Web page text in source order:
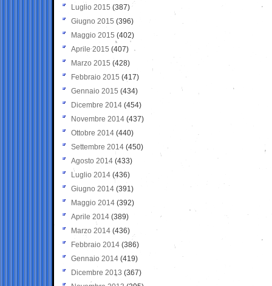
Luglio 2015 (387)
Giugno 2015 (396)
Maggio 2015 (402)
Aprile 2015 (407)
Marzo 2015 (428)
Febbraio 2015 (417)
Gennaio 2015 (434)
Dicembre 2014 (454)
Novembre 2014 (437)
Ottobre 2014 (440)
Settembre 2014 (450)
Agosto 2014 (433)
Luglio 2014 (436)
Giugno 2014 (391)
Maggio 2014 (392)
Aprile 2014 (389)
Marzo 2014 (436)
Febbraio 2014 (386)
Gennaio 2014 (419)
Dicembre 2013 (367)